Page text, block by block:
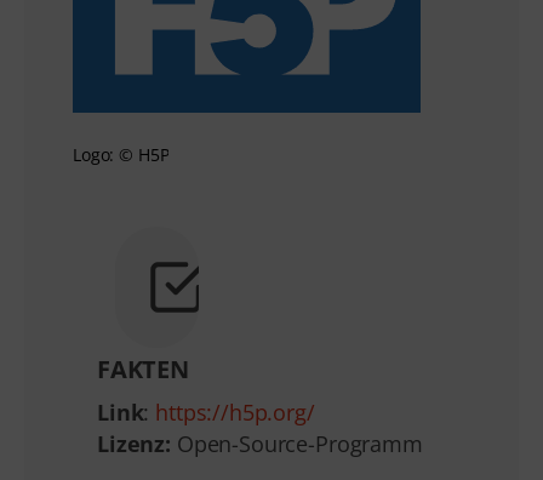
Logo: © H5P
FAKTEN
Link: https://h5p.org/
Lizenz: Open-Source-Programm